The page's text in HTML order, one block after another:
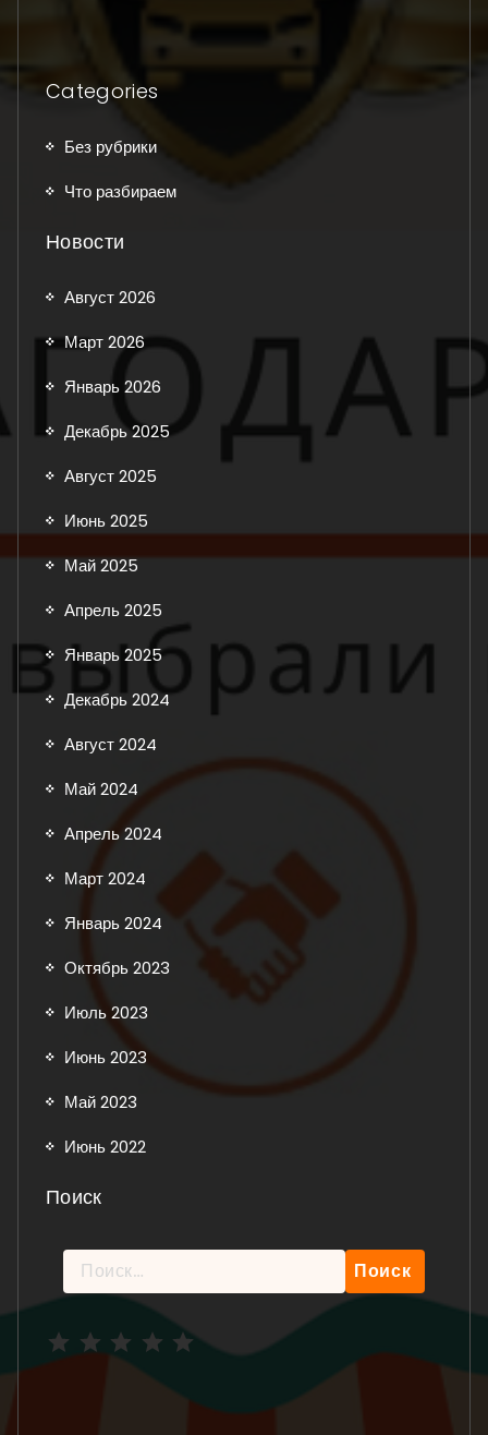
Categories
Без рубрики
Что разбираем
Новости
Август 2026
Март 2026
Январь 2026
Декабрь 2025
Август 2025
Июнь 2025
Май 2025
Апрель 2025
Январь 2025
Декабрь 2024
Август 2024
Май 2024
Апрель 2024
Март 2024
Январь 2024
Октябрь 2023
Июль 2023
Июнь 2023
Май 2023
Июнь 2022
Поиск
Найти: